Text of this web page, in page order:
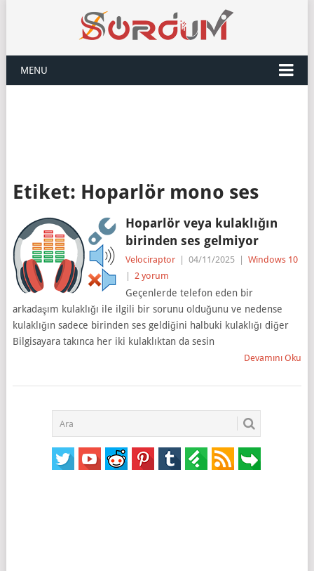
MENU
Etiket: Hoparlör mono ses
Hoparlör veya kulaklığın
birinden ses gelmiyor
Velociraptor 04/11/2025
Windows 10
2 yorum
Geçenlerde telefon eden bir
arkadaşım kulaklığı ile ilgili bir sorunu olduğunu ve nedense
kulaklığın sadece birinden ses geldiğini halbuki kulaklığı diğer
Bilgisayara takınca her iki kulaklıktan da sesin
Devamını Oku